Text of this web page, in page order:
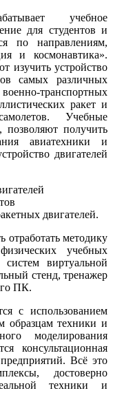
учебное
для студентов и
по направлениям,
и космонавтика».
изучить устройство
самых различных
транспортных
ракет и
Учебные
позволяют получить
авиатехники и
двигателей
двигателей.
отработать методику
учебных
виртуальной
стенд, тренажер
ПК.
с использованием
образцам техники и
моделирования
консультационная
Всё это
достоверно
техники и